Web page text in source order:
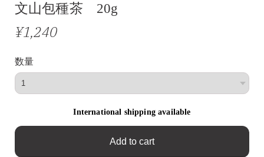
文山包種茶 20g
¥1,240
数量
International shipping available
Add to cart